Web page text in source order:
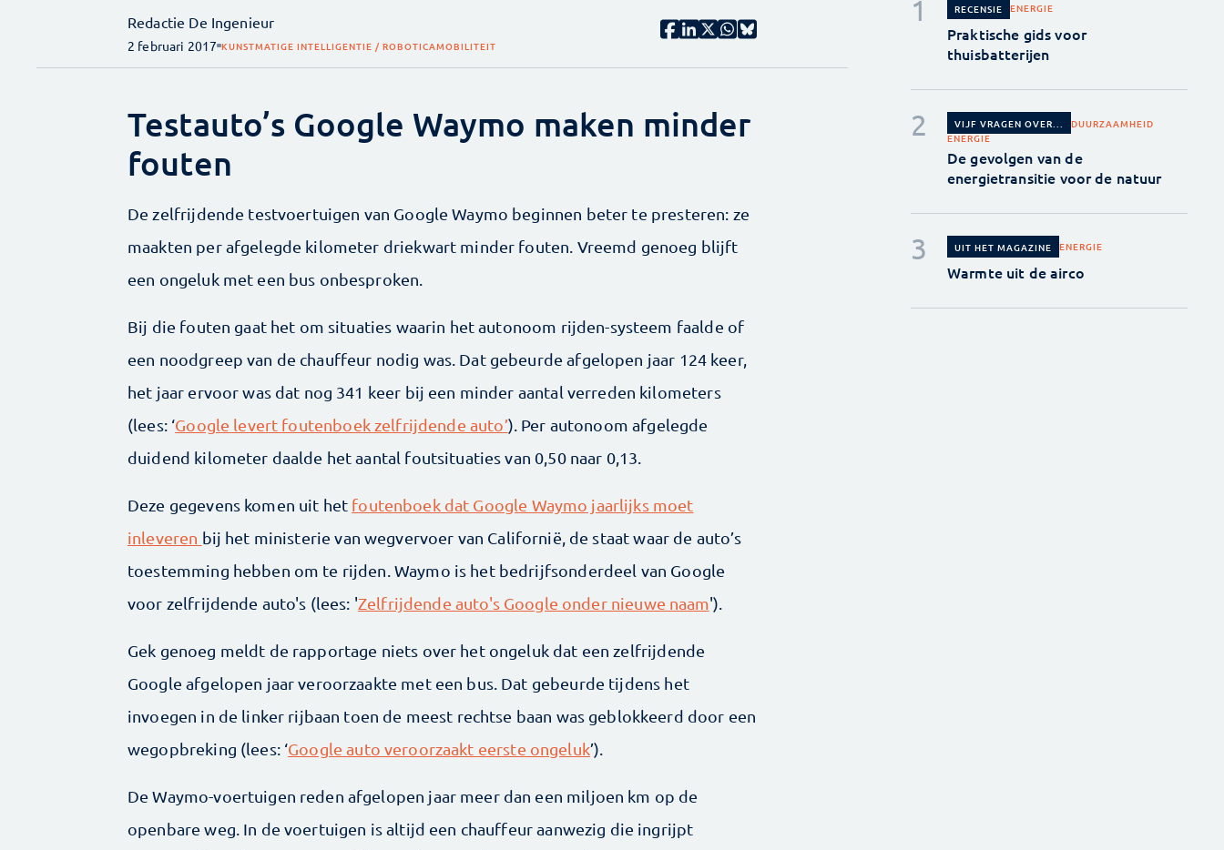
Redactie De Ingenieur
2 februari 2017 KUNSTMATIGE INTELLIGENTIE / ROBOTICAMOBILITEIT
Testauto’s Google Waymo maken minder
fouten
De zelfrijdende testvoertuigen van Google Waymo beginnen beter te presteren: ze
maakten per afgelegde kilometer driekwart minder fouten. Vreemd genoeg blijft
een ongeluk met een bus onbesproken.
Bij die fouten gaat het om situaties waarin het autonoom rijden-systeem faalde of
een noodgreep van de chauffeur nodig was. Dat gebeurde afgelopen jaar 124 keer,
het jaar ervoor was dat nog 341 keer bij een minder aantal verreden kilometers
(lees: ‘Google levert foutenboek zelfrijdende auto’). Per autonoom afgelegde
duidend kilometer daalde het aantal foutsituaties van 0,50 naar 0,13.
Deze gegevens komen uit het foutenboek dat Google Waymo jaarlijks moet
inleveren bij het ministerie van wegvervoer van Californië, de staat waar de auto’s
toestemming hebben om te rijden. Waymo is het bedrijfsonderdeel van Google
voor zelfrijdende auto's (lees: 'Zelfrijdende auto's Google onder nieuwe naam').
Gek genoeg meldt de rapportage niets over het ongeluk dat een zelfrijdende
Google afgelopen jaar veroorzaakte met een bus. Dat gebeurde tijdens het
invoegen in de linker rijbaan toen de meest rechtse baan was geblokkeerd door een
wegopbreking (lees: ‘Google auto veroorzaakt eerste ongeluk’).
De Waymo-voertuigen reden afgelopen jaar meer dan een miljoen km op de
openbare weg. In de voertuigen is altijd een chauffeur aanwezig die ingrijpt
RECENSIE ENERGIE
Praktische gids voor
thuisbatterijen
VIJF VRAGEN OVER...
DUURZAAMHEID
ENERGIE
De gevolgen van de
energietransitie voor de natuur
UIT HET MAGAZINE ENERGIE
Warmte uit de airco